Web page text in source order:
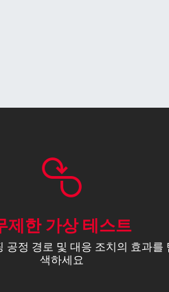
제한 가상 테스트
공정 경로 및 대응 조치의 효과를
색하세요